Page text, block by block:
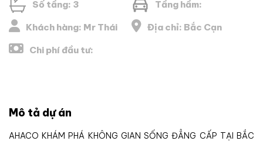
Số tầng: 3 Tầng hầm:
Khách hàng: Mr Thái Địa chỉ: Bắc Cạn
Chi phí đầu tư:
Mô tả dự án
AHACO KHÁM PHÁ KHÔNG GIAN SỐNG ĐẲNG CẤP TẠI BẮC